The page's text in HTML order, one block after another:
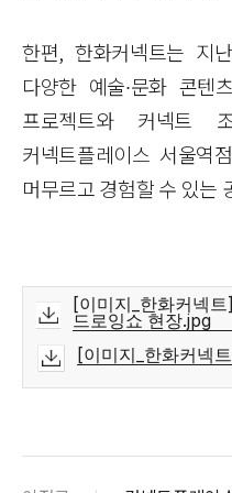
한편, 한화커넥트는 지난
다양한 예술∙문화 콘텐
프로젝트와 커넥트
커넥트플레이스 서울역
머무르고 경험할 수 있는
[이미지_한화커넥
드로잉쇼 현장.jpg
[이미지_한화커넥